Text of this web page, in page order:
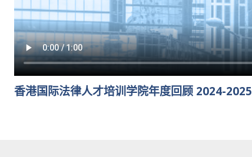
香港国际法律人才培训学院年度回顾 2024-2025